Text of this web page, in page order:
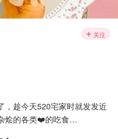
关注
，趁今天520宅家时就发发近
烩的各类❤️的吃食…